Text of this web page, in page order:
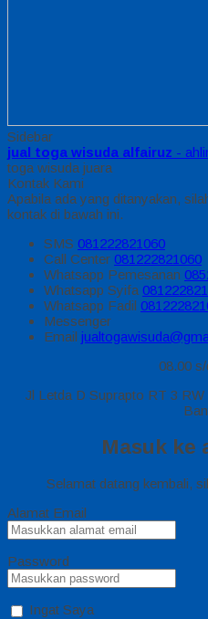
Sidebar
jual toga wisuda alfairuz -
toga wisuda juara
Kontak Kami
Apabila ada yang ditanyakan,
kontak di bawah ini.
SMS 081222821060
Call Center 081222821060
Whatsapp Pemesanan
Whatsapp Syifa
Whatsapp Fadil
Messenger
Email
08.00
Jl Letda D Suprapto RT 3
Masuk ke
Selamat datang kembali,
Alamat Email
Password
Ingat Saya